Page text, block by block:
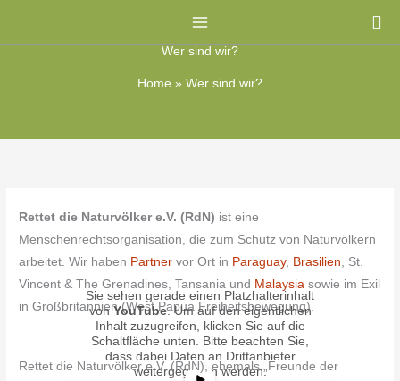
Wer sind wir?
Home » Wer sind wir?
Rettet die Naturvölker e.V. (RdN) ist eine
Menschenrechtsorganisation, die zum Schutz von Naturvölkern
arbeitet. Wir haben Partner vor Ort in Paraguay, Brasilien, St.
Vincent & The Grenadines, Tansania und Malaysia sowie im Exil
in Großbritannien (West Papua Freiheitsbewegung).
Sie sehen gerade einen Platzhalterinhalt
vonYouTube. Um auf den eigentlichen
Inhalt zuzugreifen, klicken Sie auf die
Schaltfläche unten. Bitte beachten Sie,
dass dabei Daten an Drittanbieter
weitergegeben werden.
Rettet die Naturvölker e.V. (RdN), ehemals „Freunde der